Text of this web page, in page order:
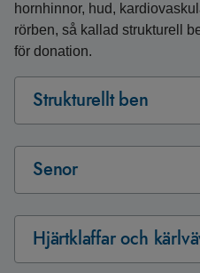
hornhinnor, hud,
rörben, så kallad strukturell
för donation.
Strukturellt ben
Senor
Hjärtklaffar och